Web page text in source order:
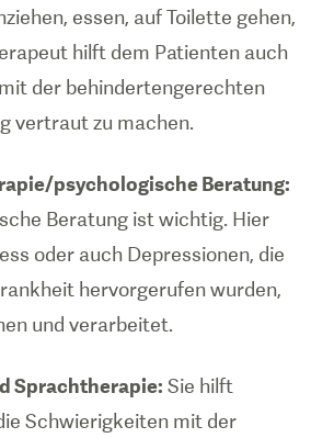
essen, auf Toilette gehen,
hilft dem Patienten auch
der behindertengerechten
vertraut zu machen.
psychologische Beratung:
Beratung ist wichtig. Hier
oder auch Depressionen, die
hervorgerufen wurden,
und verarbeitet.
Sprachtherapie: Sie hilft
Schwierigkeiten mit der